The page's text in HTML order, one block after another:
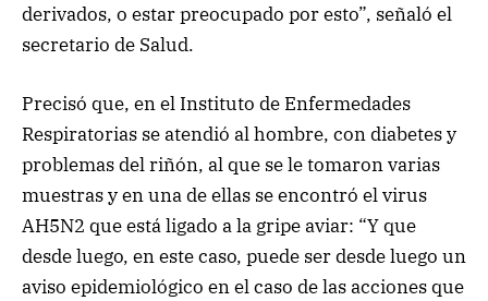
derivados, o estar preocupado por esto”, señaló el
secretario de Salud.
Precisó que, en el Instituto de Enfermedades
Respiratorias se atendió al hombre, con diabetes y
problemas del riñón, al que se le tomaron varias
muestras y en una de ellas se encontró el virus
AH5N2 que está ligado a la gripe aviar: “Y que
desde luego, en este caso, puede ser desde luego un
aviso epidemiológico en el caso de las acciones que